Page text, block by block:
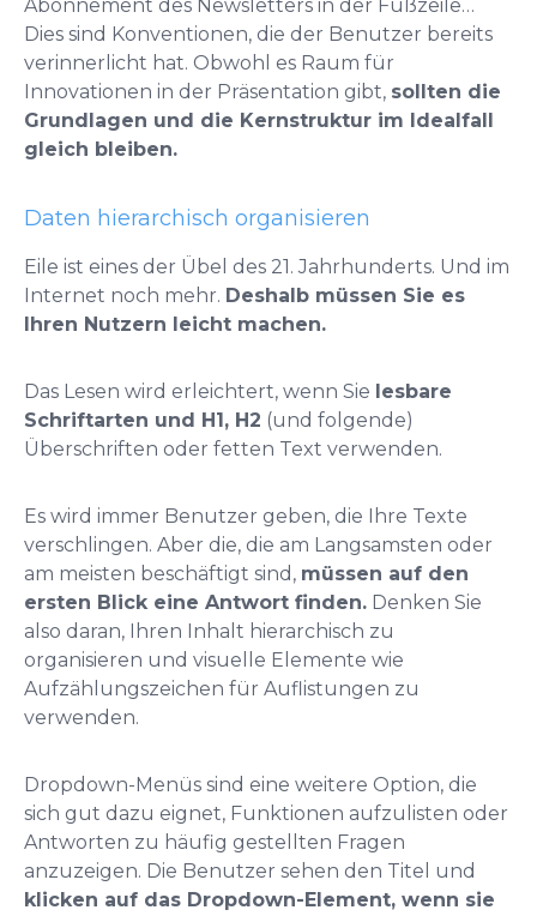
Abonnement des Newsletters in der Fußzeile…
Dies sind Konventionen, die der Benutzer bereits
verinnerlicht hat. Obwohl es Raum für
Innovationen in der Präsentation gibt, sollten die
Grundlagen und die Kernstruktur im Idealfall
gleich bleiben.
Daten hierarchisch organisieren
Eile ist eines der Übel des 21. Jahrhunderts. Und im
Internet noch mehr. Deshalb müssen Sie es
Ihren Nutzern leicht machen.
Das Lesen wird erleichtert, wenn Sie lesbare
Schriftarten und H1, H2 (und folgende)
Überschriften oder fetten Text verwenden.
Es wird immer Benutzer geben, die Ihre Texte
verschlingen. Aber die, die am Langsamsten oder
am meisten beschäftigt sind, müssen auf den
ersten Blick eine Antwort finden. Denken Sie
also daran, Ihren Inhalt hierarchisch zu
organisieren und visuelle Elemente wie
Aufzählungszeichen für Auflistungen zu
verwenden.
Dropdown-Menüs sind eine weitere Option, die
sich gut dazu eignet, Funktionen aufzulisten oder
Antworten zu häufig gestellten Fragen
anzuzeigen. Die Benutzer sehen den Titel und
klicken auf das Dropdown-Element, wenn sie